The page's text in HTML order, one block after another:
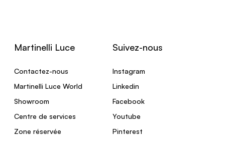
Martinelli Luce
Contactez-nous
Martinelli Luce World
Showroom
Centre de services
Zone réservée
Suivez-nous
Instagram
Linkedin
Facebook
Youtube
Pinterest